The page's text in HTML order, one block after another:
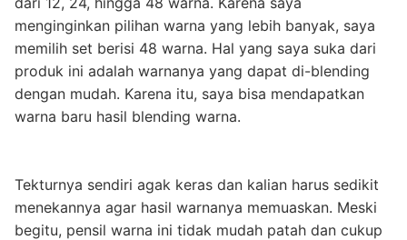
menginginkan pilihan warna yang lebih banyak, saya
memilih set berisi 48 warna. Hal yang saya suka dari
produk ini adalah warnanya yang dapat di-blending
dengan mudah. Karena itu, saya bisa mendapatkan
warna baru hasil blending warna.
Tekturnya sendiri agak keras dan kalian harus sedikit
menekannya agar hasil warnanya memuaskan. Meski
begitu, pensil warna ini tidak mudah patah dan cukup